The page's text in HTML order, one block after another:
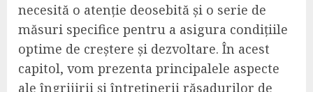
necesită o atenție deosebită și o serie de
măsuri specifice pentru a asigura condițiile
optime de creștere și dezvoltare. În acest
capitol, vom prezenta principalele aspecte
ale îngrijirii și întreținerii răsadurilor de